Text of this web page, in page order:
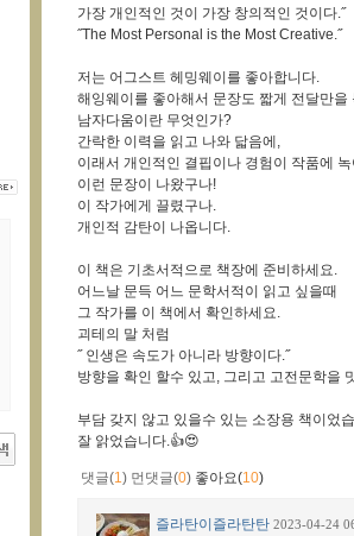
가장 개인적인 것이 가장 창의적인 것이다.˝
˝The Most Personal is the Most Creative.˝
저는 어그스트 헤밍웨이를 좋아합니다.
해잉웨이를 좋아해서 문장도 짧게 전달만
남자다움이란 무엇인가?
간락한 이력을 읽고 나와 닯음에,
이래서 개인적인 결핍이나 경험이 작품에
이런 문장이 나왔구나!
이 작가에게 끌렸구나.
개인적 감탄이 나옵니다.
이 책은 기초서적으로 책장에 준비하세요.
어느날 문득 어느 문학서적이 읽고 싶을때
그 작가를 이 책에서 확인하세요.
괴테의 말 처럼
˝ 인생은 속도가 아니라 방향이다.˝
방향을 확인 할수 있고, 그리고 고전문학을
부담 갖지 않고 있을수 있는 소장용 책이었
잘 앍었습니다.👍😍
댓글(1) 먼댓글(0) 좋아요(10)
즐라탄이즐라탄탄 2023-04-24